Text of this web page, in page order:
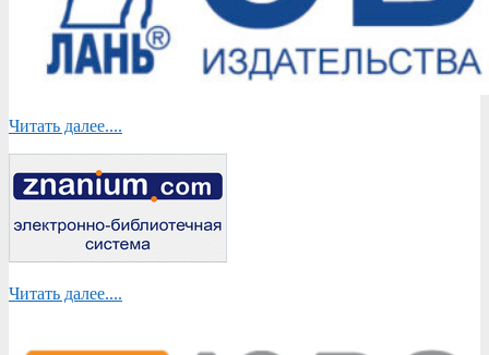
Читать далее....
Читать далее....